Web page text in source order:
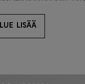
LUE LISÄÄ
LUE LISÄÄ